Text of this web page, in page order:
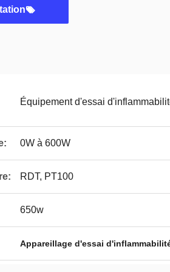
Équipement d'essai
0W à 600W
RDT, PT100
650w
Appareillage d'essai